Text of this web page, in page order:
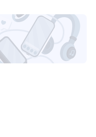
1 x USB Type-C, Mic-